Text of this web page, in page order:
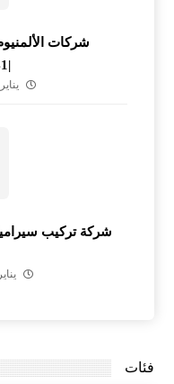
شركات
|0506691641
يناير 21, 2025
يناير 21, 2025
فئات